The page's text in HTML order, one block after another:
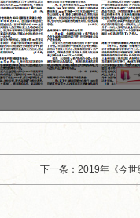
下一条：2019年《今